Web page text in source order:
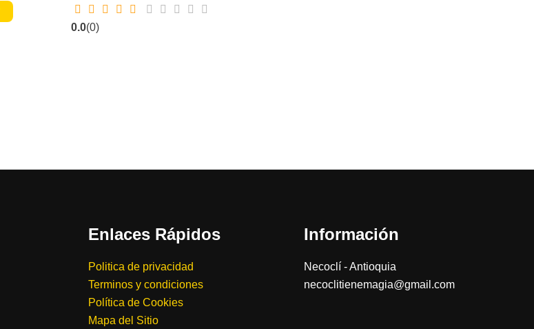
0.0(0)
Enlaces Rápidos
Politica de privacidad
Terminos y condiciones
Política de Cookies
Mapa del Sitio
Información
Necoclí - Antioquia
necoclitienemagia@gmail.com